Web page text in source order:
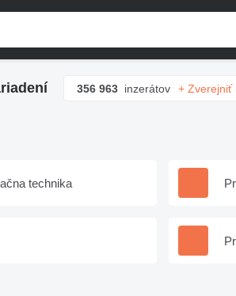
356 963 inzerátov + Zverejniť
technika